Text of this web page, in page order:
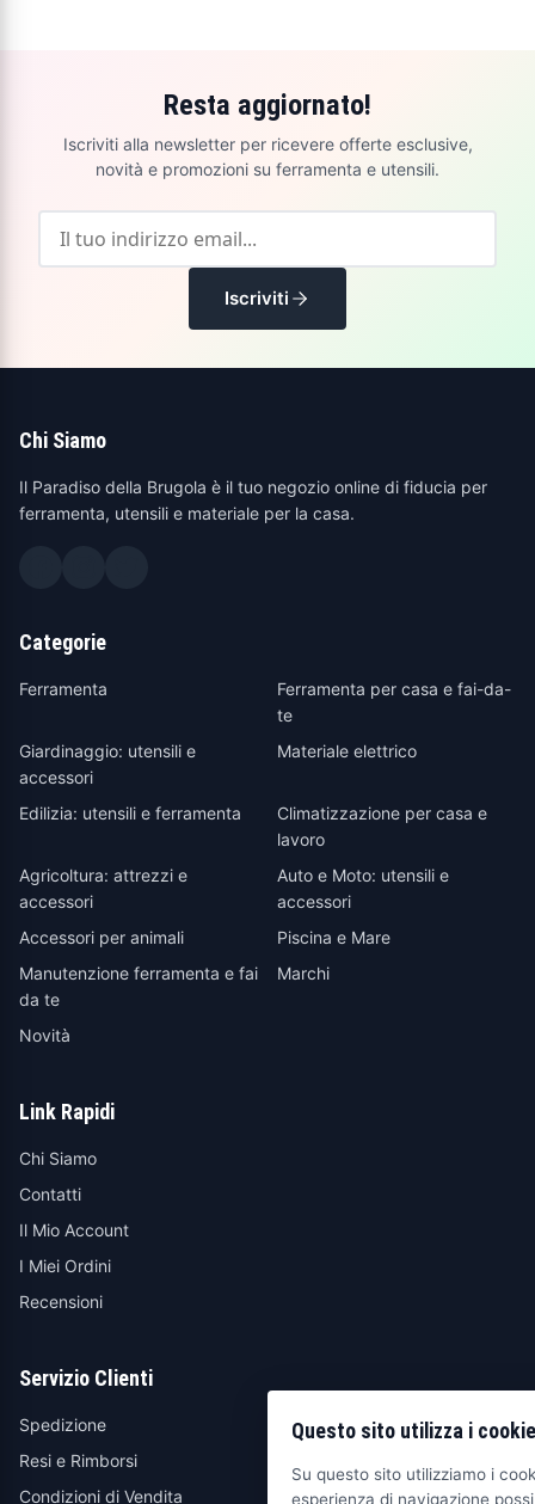
Resta aggiornato!
Iscriviti alla newsletter per ricevere offerte esclusive,
novità e promozioni su ferramenta e utensili.
Iscriviti
Chi Siamo
Il Paradiso della Brugola è il tuo negozio online di fiducia per
ferramenta, utensili e materiale per la casa.
Categorie
Ferramenta
Ferramenta per casa e fai-da-
te
Giardinaggio: utensili e
accessori
Materiale elettrico
Edilizia: utensili e ferramenta
Climatizzazione per casa e
lavoro
Agricoltura: attrezzi e
accessori
Auto e Moto: utensili e
accessori
Accessori per animali
Piscina e Mare
Manutenzione ferramenta e fai
da te
Marchi
Novità
Link Rapidi
Chi Siamo
Contatti
Il Mio Account
I Miei Ordini
Recensioni
Servizio Clienti
Spedizione
Resi e Rimborsi
Condizioni di Vendita
Questo sito utilizza i cookie
Su questo sito utilizziamo i
esperienza di navigazione